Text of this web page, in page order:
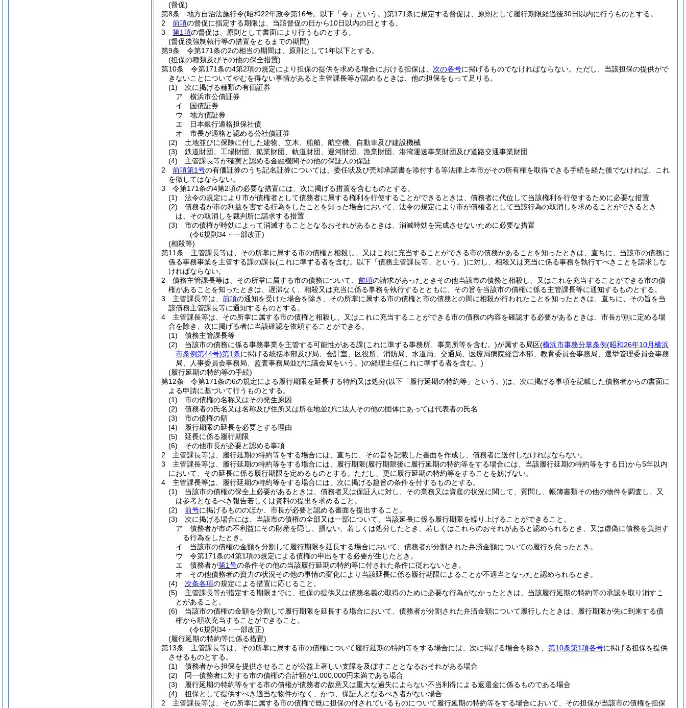
(督促)
第8条
地方自治法施行令(昭和22年政令第16号。以下「令」という。)第171条に規定する督促は、原則として履行期限経過後30日以内に行うものとする。
2
前項の督促に指定する期限は、当該督促の日から10日以内の日とする。
3
第1項の督促は、原則として書面により行うものとする。
(督促後強制執行等の措置をとるまでの期間)
第9条
令第171条の2の相当の期間は、原則として1年以下とする。
(担保の種類及びその他の保全措置)
第10条
令第171条の4第2項の規定により担保の提供を求める場合における担保は、 次の各号に掲げるものでなければならない。 ただし、当該担保の提供がで
きないことについてやむを得ない事情があると主管課長等が認めるときは、他の担保をもって足りる。
(1)
次に掲げる種類の有価証券
ア
横浜市公債証券
イ
国債証券
ウ
地方債証券
エ
日本銀行適格担保社債
オ
市長が適格と認める公社債証券
(2)
土地並びに保険に付した建物、立木、船舶、航空機、自動車及び建設機械
(3)
鉄道財団、工場財団、鉱業財団、軌道財団、運河財団、漁業財団、港湾運送事業財団及び道路交通事業財団
(4)
主管課長等が確実と認める金融機関その他の保証人の保証
2
前項第1号の有価証券のうち記名証券については、委任状及び売却承諾書を添付する等法律上本市がその所有権を取得できる手続を経た後でなければ、これ
を徴してはならない。
3
令第171条の4第2項の必要な措置には、次に掲げる措置を含むものとする。
(1)
法令の規定により市が債権者として債務者に属する権利を行使することができるときは、債務者に代位して当該権利を行使するために必要な措置
(2)
債務者が市の利益を害する行為をしたことを知った場合において、法令の規定により市が債権者として当該行為の取消しを求めることができるとき
は、その取消しを裁判所に請求する措置
(3)
市の債権が時効によって消滅することとなるおそれがあるときは、消滅時効を完成させないために必要な措置
(令6規則34・一部改正)
(相殺等)
第11条
主管課長等は、その所掌に属する市の債権と相殺し、又はこれに充当することができる市の債務があることを知ったときは、直ちに、当該市の債務に
係る事務事業を主管する課の課長(これに準ずる者を含む。以下「債務主管課長等」という。)に対し、相殺又は充当に係る事務を執行すべきことを請求しな
ければならない。
2
債務主管課長等は、その所掌に属する市の債務について、 前項の請求があったときその他当該市の債務と相殺し、又はこれを充当することができる市の債
権があることを知ったときは、遅滞なく、相殺又は充当に係る事務を執行するとともに、その旨を当該市の債権に係る主管課長等に通知するものとする。
3
主管課長等は、 前項の通知を受けた場合を除き、その所掌に属する市の債権と市の債務との間に相殺が行われたことを知ったときは、直ちに、その旨を当
該債務主管課長等に通知するものとする。
4
主管課長等は、その所掌に属する市の債権と相殺し、又はこれに充当することができる市の債務の内容を確認する必要があるときは、市長が別に定める場
合を除き、次に掲げる者に当該確認を依頼することができる。
(1)
債務主管課長等
(2)
当該市の債務に係る事務事業を主管する可能性がある課(これに準ずる事務所、事業所等を含む。)が属する局区(横浜市事務分掌条例(昭和26年10月横浜
市条例第44号)第1条に掲げる統括本部及び局、会計室、区役所、消防局、水道局、交通局、医療局病院経営本部、教育委員会事務局、選挙管理委員会事務
局、人事委員会事務局、監査事務局並びに議会局をいう。)の経理主任(これに準ずる者を含む。)
(履行延期の特約等の手続)
第12条
令第171条の6の規定による履行期限を延長する特約又は処分(以下「履行延期の特約等」という。)は、次に掲げる事項を記載した債務者からの書面に
よる申請に基づいて行うものとする。
(1)
市の債権の名称又はその発生原因
(2)
債務者の氏名又は名称及び住所又は所在地並びに法人その他の団体にあっては代表者の氏名
(3)
市の債権の額
(4)
履行期限の延長を必要とする理由
(5)
延長に係る履行期限
(6)
その他市長が必要と認める事項
2
主管課長等は、履行延期の特約等をする場合には、直ちに、その旨を記載した書面を作成し、債務者に送付しなければならない。
3
主管課長等は、履行延期の特約等をする場合には、履行期限(履行期限後に履行延期の特約等をする場合には、当該履行延期の特約等をする日)から5年以内
において、その延長に係る履行期限を定めるものとする。 ただし、更に履行延期の特約等をすることを妨げない。
4
主管課長等は、履行延期の特約等をする場合には、次に掲げる趣旨の条件を付するものとする。
(1)
当該市の債権の保全上必要があるときは、債務者又は保証人に対し、その業務又は資産の状況に関して、質問し、帳簿書類その他の物件を調査し、又
は参考となるべき報告若しくは資料の提出を求めること。
(2)
前号に掲げるもののほか、市長が必要と認める書面を提出すること。
(3)
次に掲げる場合には、当該市の債権の全部又は一部について、当該延長に係る履行期限を繰り上げることができること。
ア
債務者が市の不利益にその財産を隠し、損ない、若しくは処分したとき、若しくはこれらのおそれがあると認められるとき、又は虚偽に債務を負担す
る行為をしたとき。
イ
当該市の債権の金額を分割して履行期限を延長する場合において、債務者が分割された弁済金額についての履行を怠ったとき。
ウ
令第171条の4第1項の規定による債権の申出をする必要が生じたとき。
エ
債務者が第1号の条件その他の当該履行延期の特約等に付された条件に従わないとき。
オ
その他債務者の資力の状況その他の事情の変化により当該延長に係る履行期限によることが不適当となったと認められるとき。
(4)
次条各項の規定による措置に応じること。
(5)
主管課長等が指定する期限までに、担保の提供又は債務名義の取得のために必要な行為がなかったときは、当該履行延期の特約等の承認を取り消すこ
とがあること。
(6)
当該市の債権の金額を分割して履行期限を延長する場合において、債務者が分割された弁済金額について履行したときは、履行期限が先に到来する債
権から順次充当することができること。
(令6規則34・一部改正)
(履行延期の特約等に係る措置)
第13条
主管課長等は、その所掌に属する市の債権について履行延期の特約等をする場合には、次に掲げる場合を除き、 第10条第1項各号に掲げる担保を提供
させるものとする。
(1)
債務者から担保を提供させることが公益上著しい支障を及ぼすこととなるおそれがある場合
(2)
同一債務者に対する市の債権の合計額が1,000,000円未満である場合
(3)
履行延期の特約等をする市の債権が債務者の故意又は重大な過失によらない不当利得による返還金に係るものである場合
(4)
担保として提供すべき適当な物件がなく、かつ、保証人となるべき者がない場合
2
主管課長等は、その所掌に属する市の債権で既に担保の付されているものについて履行延期の特約等をする場合において、その担保が当該市の債権を担保